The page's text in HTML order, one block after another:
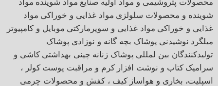
محصولات پتروشیمی و مواد اولیه صنایع مواد شوینده مواد
شوینده و محصولات سلولزی مواد غذایی و خوراکی مواد
غذایی و خوراکی مواد غذایی و سوپرمارکتی موبایل و کامپیوتر
میلگرد نوشیدنی پوشاک بچه گانه و نوزادی پوشاک
تولیدکنندگان بین لمللی پوشاک زنانه چینی بهداشتی کاشی و
سرامیک کتاب و نوشت افزار کرم و مراقبت پوست کولر ،
اسپلیت، بخاری و هواساز کیف ، کفش و محصولات چرمی